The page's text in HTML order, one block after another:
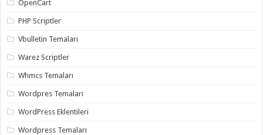
gaziantep
gaziantep
twitter
hilesi ,
takipçi
instagram
hilesi ,
OpenCart
PHP Scriptler
Vbulletin Temaları
Warez Scriptler
Whmcs Temaları
Wordpres Temaları
WordPress Eklentileri
Wordpress Temaları